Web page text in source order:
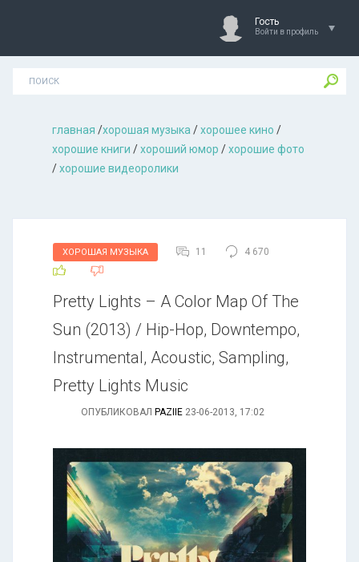
Гость
Войти в профиль
главная /хорошая музыкa /хорошее кино /
хорошие книги /хороший юмор /хорошие фото
/хорошие видеоролики
ХОРОШАЯ МУЗЫКА 11 4 670
Pretty Lights – A Color Map Of The
Sun (2013) / Hip-Hop, Downtempo,
Instrumental, Acoustic, Sampling,
Pretty Lights Music
ОПУБЛИКОВАЛ PAZIIE 23-06-2013, 17:02